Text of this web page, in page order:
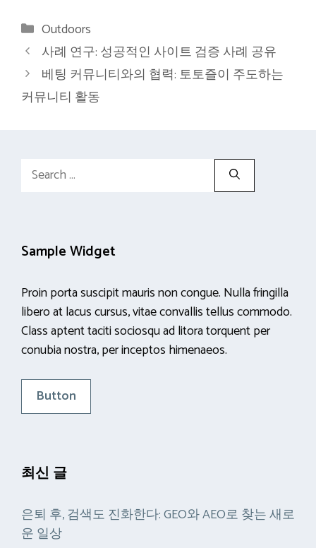
Categories
Outdoors
사례 연구: 성공적인 사이트 검증 사례 공유
베팅 커뮤니티와의 협력: 토토즐이 주도하는
커뮤니티 활동
Search
Sample Widget
Proin porta suscipit mauris non congue. Nulla fringilla
libero at lacus cursus, vitae convallis tellus commodo.
Class aptent taciti sociosqu ad litora torquent per
conubia nostra, per inceptos himenaeos.
Button
최신 글
은퇴 후, 검색도 진화한다: GEO와 AEO로 찾는 새로
운 일상